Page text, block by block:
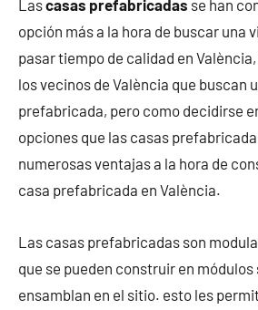
Lascasas prefabricadas se han
opción más a la hora de buscar una
pasar tiempo de calidad en
los vecinos de València que buscan
prefabricada, pero como decidirse
opciones que las casas
numerosas ventajas a la hora de
casa prefabricada en València.
Las casas prefabricadas son
que se pueden construir en módulos
ensamblan en el sitio. esto les